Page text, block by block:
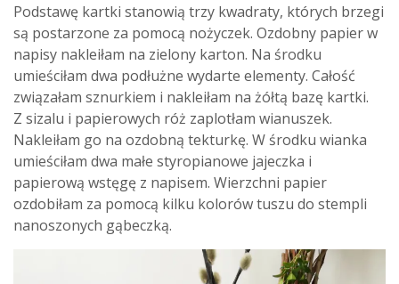
Podstawę kartki stanowią trzy kwadraty, których brzegi
są postarzone za pomocą nożyczek. Ozdobny papier w
napisy nakleiłam na zielony karton. Na środku
umieściłam dwa podłużne wydarte elementy. Całość
związałam sznurkiem i nakleiłam na żółtą bazę kartki.
Z sizalu i papierowych róż zaplotłam wianuszek.
Nakleiłam go na ozdobną tekturkę. W środku wianka
umieściłam dwa małe styropianowe jajeczka i
papierową wstęgę z napisem. Wierzchni papier
ozdobiłam za pomocą kilku kolorów tuszu do stempli
nanoszonych gąbeczką.